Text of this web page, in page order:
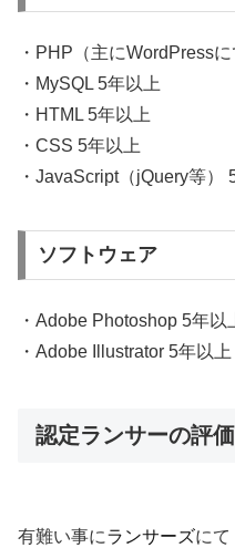
・PHP（主にWordPress
・MySQL 5年以上
・HTML 5年以上
・CSS 5年以上
・JavaScript（jQuery等）
ソフトウェア
・Adobe Photoshop 5年以
・Adobe Illustrator 5年以上
認定ランサーの評価
有難い事にランサーズにて